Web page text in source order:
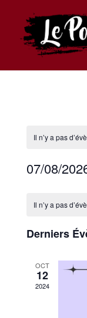
Il n’y a pas
07/08/
date.
Il n’y a pas
Derniers
OCT
12
2024